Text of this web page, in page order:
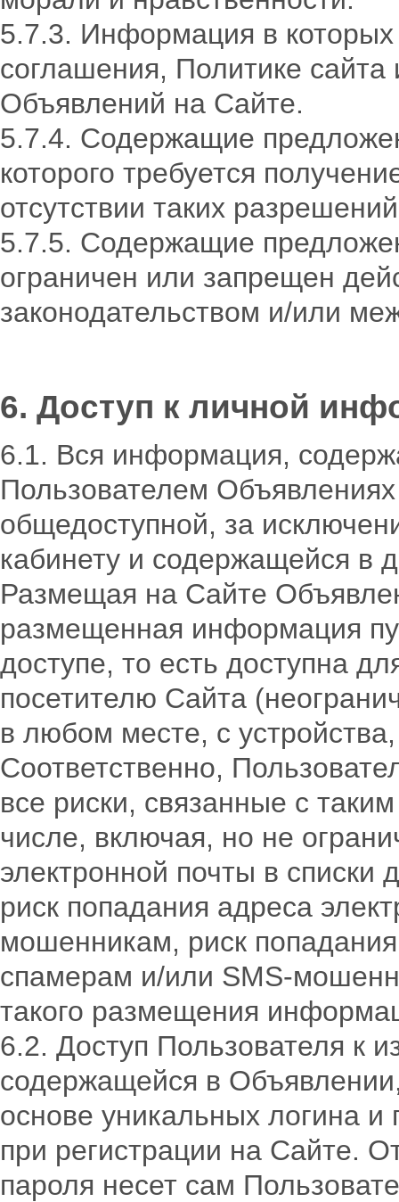
5.7.3. Информация в которых
соглашения, Политике
Объявлений на Сайте.
5.7.4. Содержащие
которого требуется
отсутствии таких
5.7.5. Содержащие
ограничен или запрещен
законодательством и/или
6. Доступ к личной
6.1. Вся информация,
Пользователем
общедоступной, за
кабинету и содержащейся в
Размещая на Сайте
размещенная информация
доступе, то есть доступна
посетителю Сайта
в любом месте, с
Соответственно,
все риски, связанные с
числе, включая, но не
электронной почты в
риск попадания адреса
мошенникам, риск
спамерам и/или SMS-
такого размещения
6.2. Доступ Пользователя к
содержащейся в
основе уникальных логина
при регистрации на Сайте.
пароля несет сам